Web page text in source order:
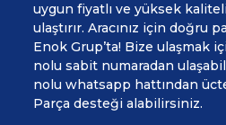
uygun fiyatlı ve yüksek
ulaştırır. Aracınız için doğru
Enok Grup’ta! Bize ulaşmak
nolu sabit numaradan
nolu whatsapp hattından
Parça desteği alabilirsiniz.